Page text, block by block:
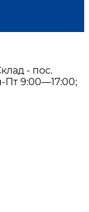
- пос.
Пт 9:00—17:00;